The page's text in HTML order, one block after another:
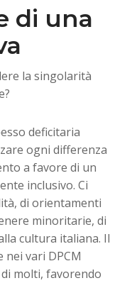
di una
la singolarità
deficitaria
ogni differenza
a favore di un
inclusivo. Ci
di orientamenti
minoritarie, di
cultura italiana. Il
vari DPCM
molti, favorendo